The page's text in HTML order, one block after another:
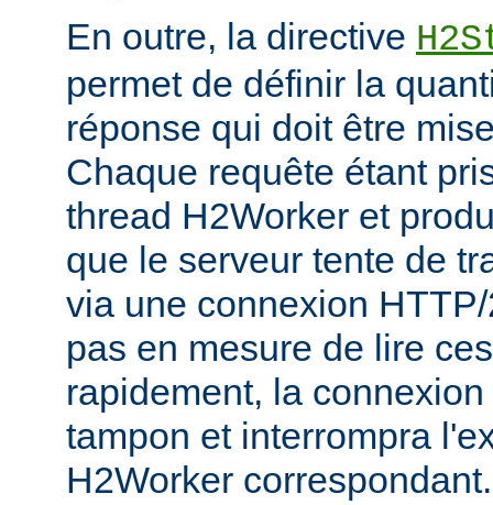
En outre, la directive
permet de définir la
réponse qui doit être
Chaque requête étant
thread H2Worker et
que le serveur tente de
via une connexion
pas en mesure de lire
rapidement, la
tampon et interrompra
H2Worker correspondant.